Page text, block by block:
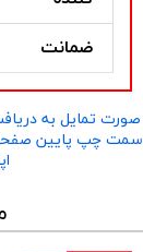
ضمانت
تمایل به